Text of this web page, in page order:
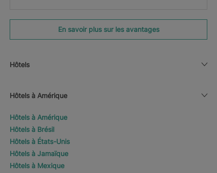
En savoir plus sur les avantages
Hôtels
Hôtels à Amérique
Hôtels à Amérique
Hôtels à Brésil
Hôtels à États-Unis
Hôtels à Jamaïque
Hôtels à Mexique